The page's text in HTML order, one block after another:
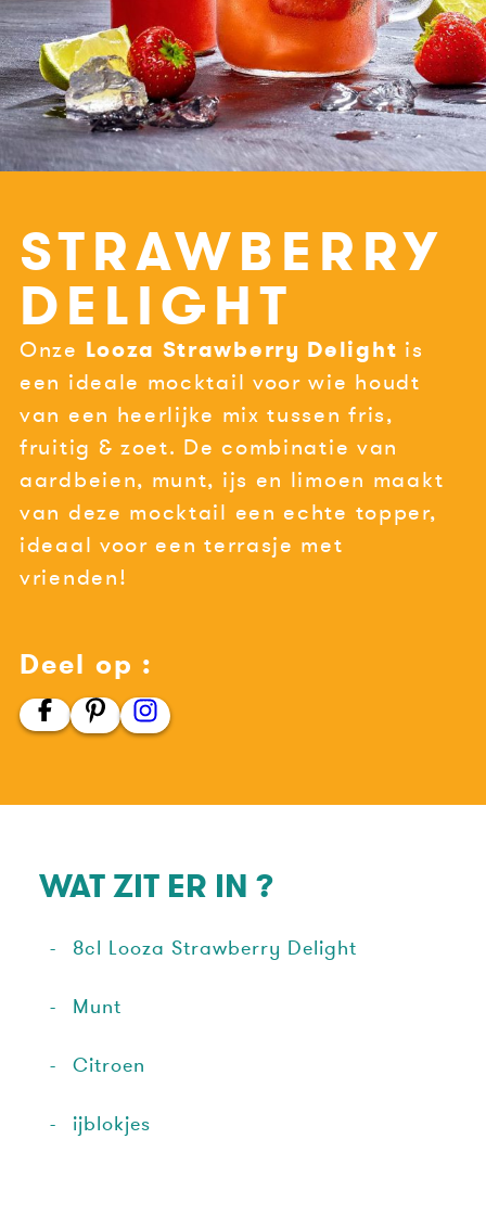
STRAWBERRY
DELIGHT
Onze Looza Strawberry Delight is
een ideale mocktail voor wie houdt
van een heerlijke mix tussen fris,
fruitig & zoet. De combinatie van
aardbeien, munt, ijs en limoen maakt
van deze mocktail een echte topper,
ideaal voor een terrasje met
vrienden!
Deel op :
WAT ZIT ER IN ?
8cl Looza Strawberry Delight
Munt
Citroen
ijblokjes